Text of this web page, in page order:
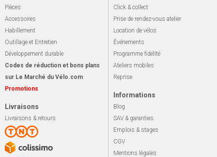
Pièces
Accessoires
Habillement
Outillage et Entretien
Développement durable
Codes de réduction et bons plans
sur Le Marché du Vélo.com
Promotions
Livraisons
Livraisons & retours
Click & collect
Prise de rendez-vous atelier
Location de vélos
Événements
Programme fidélité
Ateliers mobiles
Reprise
Informations
Blog
SAV & garanties
Emplois & stages
CGV
Mentions légales